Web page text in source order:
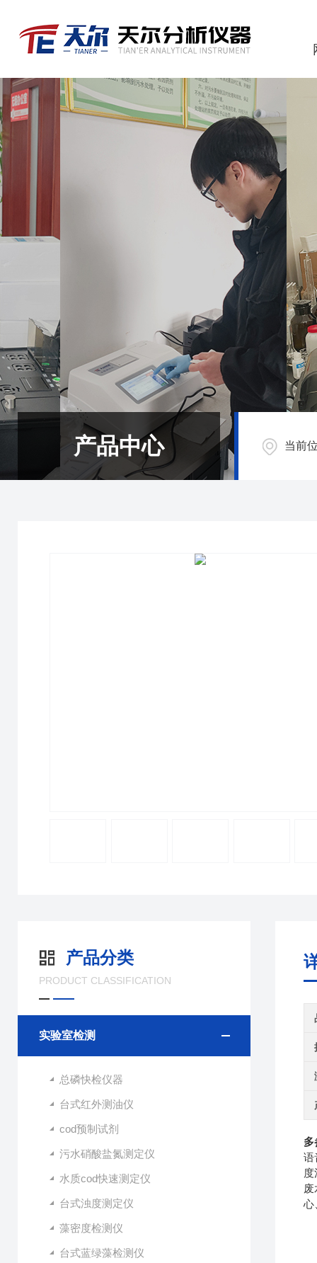
产品中心 当前
产品分类
PRODUCT CLASSIFICATION
实验室检测
总磷快检仪器
台式红外测油仪
cod预制试剂
污水硝酸盐氮测定仪
水质cod快速测定仪
台式浊度测定仪
藻密度检测仪
台式蓝绿藻检测仪
多
语
心